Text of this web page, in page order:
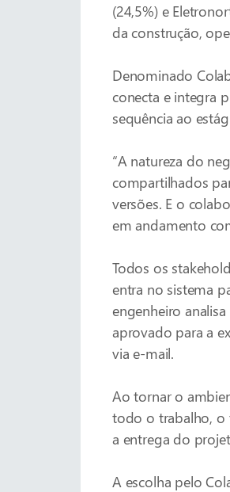
(24,5%) e
da construção,
Denominado
conecta e integra
sequência ao
“A natureza do
compartilhados
versões. E o
em andamento
Todos os
entra no sistema
engenheiro
aprovado para a
via e-mail.
Ao tornar o
todo o trabalho, o
a entrega do
A escolha pelo